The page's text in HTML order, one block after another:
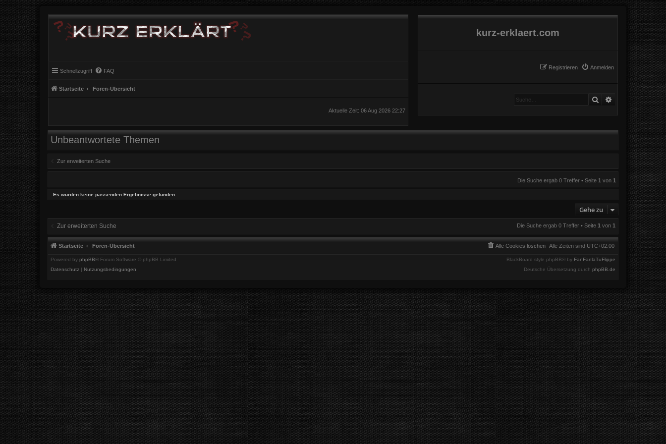
kurz-erklaert.com
Anmelden
Registrieren
Schnellzugriff FAQ
Startseite Foren-Übersicht
Suche Erweiterte Suche
Aktuelle Zeit: 06 Aug 2026 22:27
Unbeantwortete Themen
Zur erweiterten Suche
Die Suche ergab 0 Treffer • Seite 1 von 1
Es wurden keine passenden Ergebnisse gefunden.
Gehe zu
Zur erweiterten Suche Die Suche ergab 0 Treffer • Seite 1 von 1
Startseite Foren-Übersicht Alle Zeiten sind UTC+02:00
Alle Cookies löschen
Powered by phpBB® Forum Software © phpBB Limited BlackBoard style phpBB® by FanFanlaTuFlippe
Deutsche Übersetzung durch phpBB.de
Datenschutz | Nutzungsbedingungen